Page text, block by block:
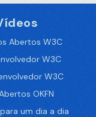
Abertos W3C
W3C
W3C
OKFN
um dia a dia